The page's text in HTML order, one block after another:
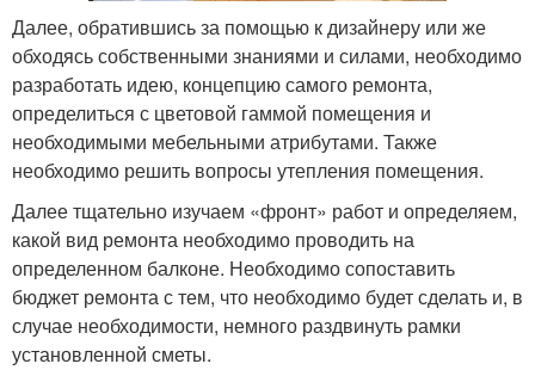
Далее, обратившись за помощью к дизайнеру или же
обходясь собственными знаниями и силами, необходимо
разработать идею, концепцию самого ремонта,
определиться с цветовой гаммой помещения и
необходимыми мебельными атрибутами. Также
необходимо решить вопросы утепления помещения.
Далее тщательно изучаем «фронт» работ и определяем,
какой вид ремонта необходимо проводить на
определенном балконе. Необходимо сопоставить
бюджет ремонта с тем, что необходимо будет сделать и, в
случае необходимости, немного раздвинуть рамки
установленной сметы.